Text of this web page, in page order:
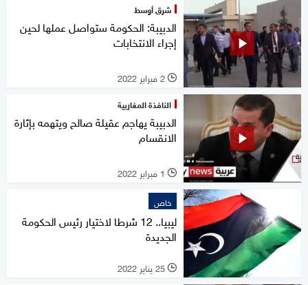
شرق أوسط
الدبيبة: الحكومة ستواصل عملها لحين
إجراء الانتخابات
l 2 فبراير 2022
النافذة المغاربية
الدبيبة يهاجم عقيلة صالح ويتهمه بإثارة
الانقسام
l 1 فبراير 2022
خاص
ليبيا.. 12 شرطا لاختيار رئيس الحكومة
الجديدة
l 25 يناير 2022